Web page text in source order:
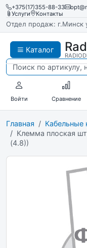
+375(17)355-88-33
Услуги
Контакты
Отдел продаж: г.Минск
Каталог
Войти Сравнение
Главная
Клемма плоская
(4.8))